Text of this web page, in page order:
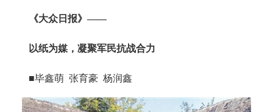
《大众日报》——
以纸为媒，凝聚军民抗战合力
■毕鑫萌 张育豪 杨润鑫